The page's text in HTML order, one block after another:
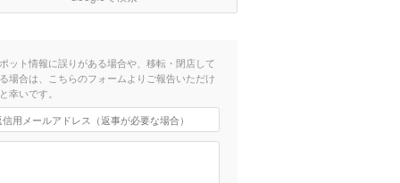
ット情報に誤りがある場合や、移転・閉店して
場合は、こちらのフォームよりご報告いただけ
幸いです。